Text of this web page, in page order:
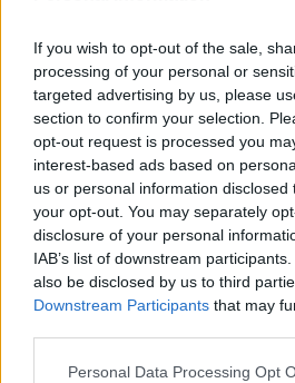
If you wish to opt-out of the sale,
processing of your personal or
targeted advertising by us, please
section to confirm your selection.
opt-out request is processed you
interest-based ads based on
us or personal information
your opt-out. You may separately
disclosure of your personal
IAB’s list of downstream
also be disclosed by us to third
Downstream Participants that may
Personal Data Processing Opt
Das verstehen wir
deshalb <3-lich auf
Dir selbst ein
💚 Unser Motto
„Wir wollen keine Spieler, die